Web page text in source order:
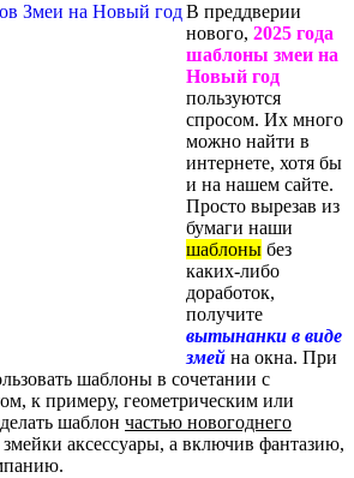
В преддверии
нового, 2025 года
шаблоны змеи на
Новый год
пользуются
спросом. Их много
можно найти в
интернете, хотя бы
и на нашем сайте.
Просто вырезав из
бумаги наши
шаблоны без
каких-либо
доработок,
получите
вытынанки в виде
змей на окна. При
шаблоны в сочетании с
к примеру, геометрическим или
шаблон частью новогоднего
змейки аксессуары, а включив фантазию,